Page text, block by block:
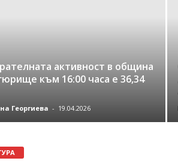
активност в община
към 16:00 часа е 36,34
Георгиева - 19.04.2026